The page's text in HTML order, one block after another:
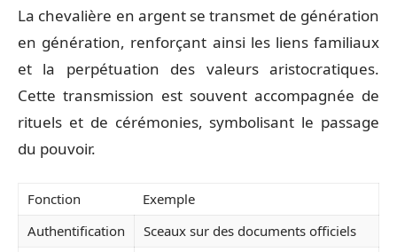
La chevalière en argent se transmet de génération
en génération, renforçant ainsi les liens familiaux
et la perpétuation des valeurs aristocratiques.
Cette transmission est souvent accompagnée de
rituels et de cérémonies, symbolisant le passage
du pouvoir.
Fonction
Exemple
Authentification
Sceaux sur des documents officiels